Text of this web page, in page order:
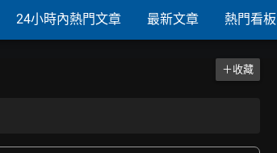
24小時內熱門文章 最新文章 熱門看板
＋收藏